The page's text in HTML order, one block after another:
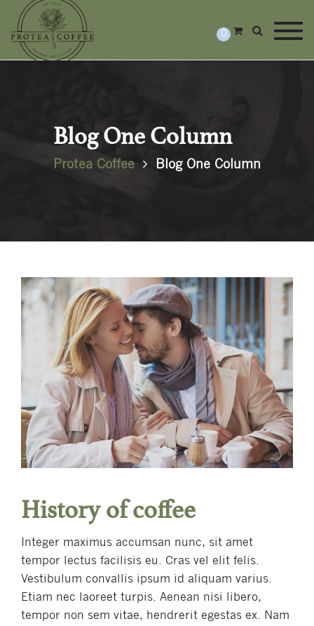
0
Blog One Column
Protea Coffee Blog One Column
History of coffee
Integer maximus accumsan nunc, sit amet
tempor lectus facilisis eu. Cras vel elit felis.
Vestibulum convallis ipsum id aliquam varius.
Etiam nec laoreet turpis. Aenean nisi libero,
tempor non sem vitae, hendrerit egestas ex. Nam